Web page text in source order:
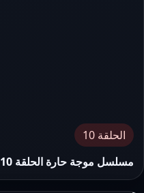
الحلقة 10
مسلسل موجة حارة الحلقة 10 العاشرة HD